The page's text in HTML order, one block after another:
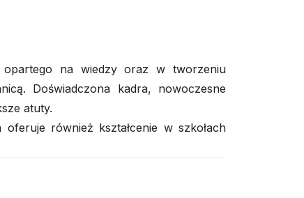
opartego na wiedzy oraz w tworzeniu
Doświadczona kadra, nowoczesne
atuty.
również kształcenie w szkołach